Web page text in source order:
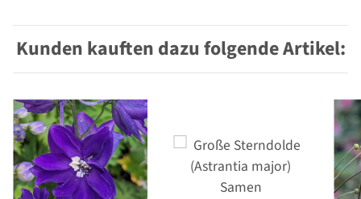
Kunden kauften dazu folgende Artikel: